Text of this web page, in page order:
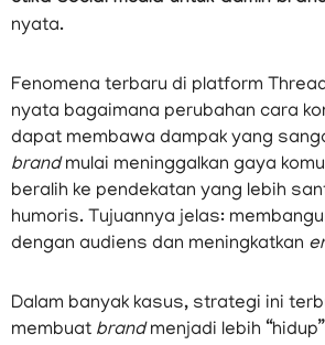
nyata.
Fenomena terbaru di platform
nyata bagaimana perubahan cara
dapat membawa dampak yang
brandmulai meninggalkan gaya
beralih ke pendekatan yang lebih
humoris. Tujuannya jelas:
dengan audiens dan meningkatkan
Dalam banyak kasus, strategi ini
membuat brandmenjadi lebih